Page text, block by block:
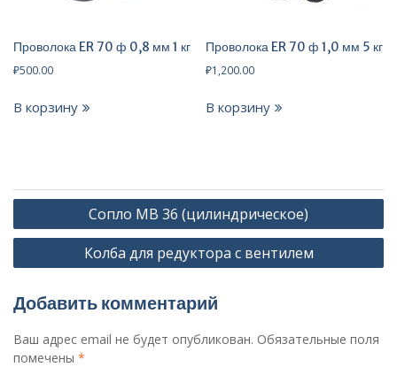
Проволока ER 70 ф 0,8 мм 1 кг
₽500.00
В корзину
Проволока ER 70 ф 1,0 мм 5 кг
₽1,200.00
В корзину
Навигация
по
Сопло MB 36 (цилиндрическое)
Колба для редуктора с вентилем
Добавить комментарий
Ваш адрес email не будет опубликован. Обязательные поля
помечены *